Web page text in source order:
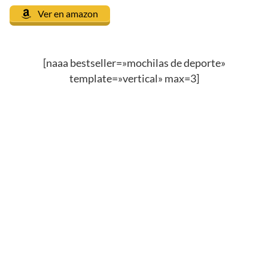
Ver en amazon
[naaa bestseller=»mochilas de deporte»
template=»vertical» max=3]